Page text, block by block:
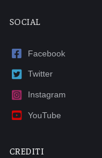
SOCIAL
Facebook
Twitter
Instagram
YouTube
CREDITI